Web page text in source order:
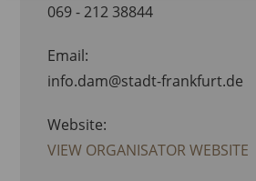
069 - 212 38844
Email:
info.dam@stadt-frankfurt.de
Website:
VIEW ORGANISATOR WEBSITE